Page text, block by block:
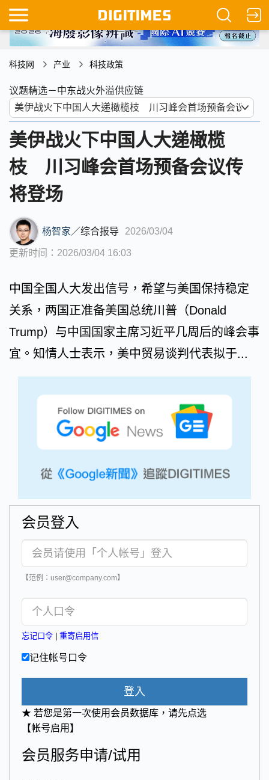
科技网 产业 科技政策
议题精选－中东战火外溢供应链
美伊战火下中国人大递橄榄
枝 川习峰会首场预备会议传
将登场
杨智家／综合报导 2026/03/04
更新时间：2026/03/04 16:03
中国全国人大发出信号，希望与美国保持稳定
关系，两国正准备美国总统川普（Donald
Trump）与中国国家主席习近平几周后的峰会事
宜。知情人士表示，美中贸易谈判代表拟于...
会员登入
【范例：user@company.com】
忘记口令 重寄启用信
记住帐号口令
登入
★ 若您是第一次使用会员数据库，请先点选
【帐号启用】
会员服务申请/试用